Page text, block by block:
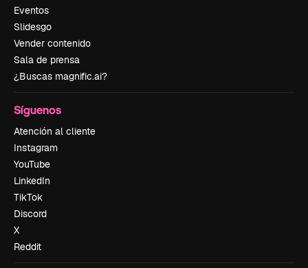
Eventos
Slidesgo
Vender contenido
Sala de prensa
¿Buscas magnific.ai?
Síguenos
Atención al cliente
Instagram
YouTube
LinkedIn
TikTok
Discord
X
Reddit